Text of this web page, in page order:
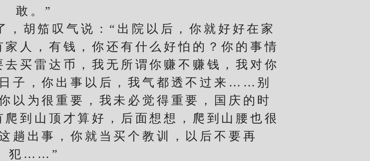
敢。”
胡笳叹气说：“出院以后，你就好好在家
人，有钱，你还有什么好怕的？你的事情
买雷达币，我无所谓你赚不赚钱，我对你
子，你出事以后，我气都透不过来……别
以为很重要，我未必觉得重要，国庆的时
到山顶才算好，后面想想，爬到山腰也很
趟出事，你就当买个教训，以后不要再
犯……”